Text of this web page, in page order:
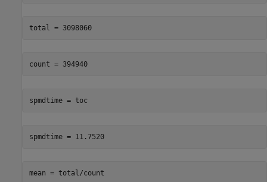
total = 3098060
count = 394940
spmdtime = toc
spmdtime = 11.7520
mean = total/count